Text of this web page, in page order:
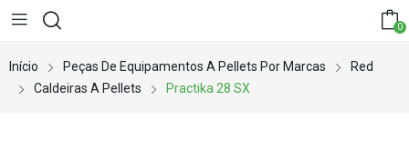
0
Início Peças De Equipamentos A Pellets Por Marcas
Red
Caldeiras A Pellets
Practika 28 SX